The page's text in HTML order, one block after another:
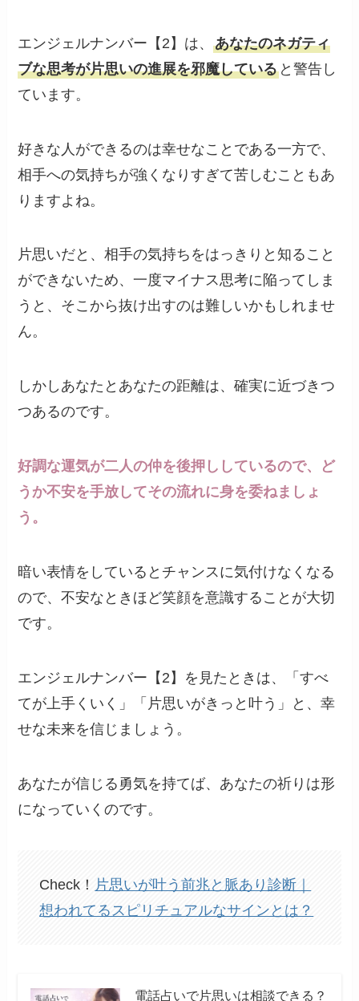
エンジェルナンバー【2】は、あなたのネガティ
ブな思考が片思いの進展を邪魔している と警告し
ています。
好きな人ができるのは幸せなことである一方で、
相手への気持ちが強くなりすぎて苦しむこともあ
りますよね。
片思いだと、相手の気持ちをはっきりと知ること
ができないため、一度マイナス思考に陥ってしま
うと、そこから抜け出すのは難しいかもしれませ
ん。
しかしあなたとあなたの距離は、確実に近づきつ
つあるのです。
好調な運気が二人の仲を後押ししているので、ど
うか不安を手放してその流れに身を委ねましょ
う。
暗い表情をしているとチャンスに気付けなくなる
ので、不安なときほど笑顔を意識することが大切
です。
エンジェルナンバー【2】を見たときは、「すべ
てが上手くいく」「片思いがきっと叶う」と、幸
せな未来を信じましょう。
あなたが信じる勇気を持てば、あなたの祈りは形
になっていくのです。
Check！ 片思いが叶う前兆と脈あり診断｜
想われてるスピリチュアルなサインとは？
電話占いで片思いは相談できる？